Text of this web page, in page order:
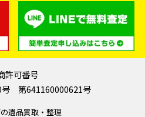
許可番号
号 第641160000621号
遺品買取・整理